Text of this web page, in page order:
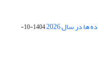
در سال 2026
1404-10-